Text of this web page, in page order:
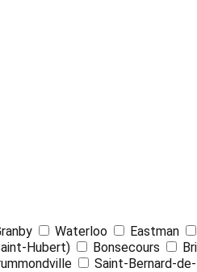
Waterloo Eastman
Hubert) Bonsecours
Saint-Bernard-